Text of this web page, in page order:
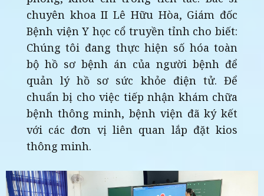
chuyên khoa II Lê Hữu Hòa, Giám đốc
Bệnh viện Y học cổ truyền tỉnh cho biết:
Chúng tôi đang thực hiện số hóa toàn
bộ hồ sơ bệnh án của người bệnh để
quản lý hồ sơ sức khỏe điện tử. Để
chuẩn bị cho việc tiếp nhận khám chữa
bệnh thông minh, bệnh viện đã ký kết
với các đơn vị liên quan lắp đặt kios
thông minh.